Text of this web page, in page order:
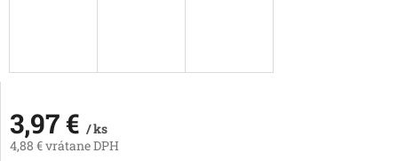
3,97 € / ks
4,88 € vrátane DPH